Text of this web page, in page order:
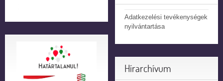
Adatkezelési tevékenységek
nyilvántartása
Hírarchívum